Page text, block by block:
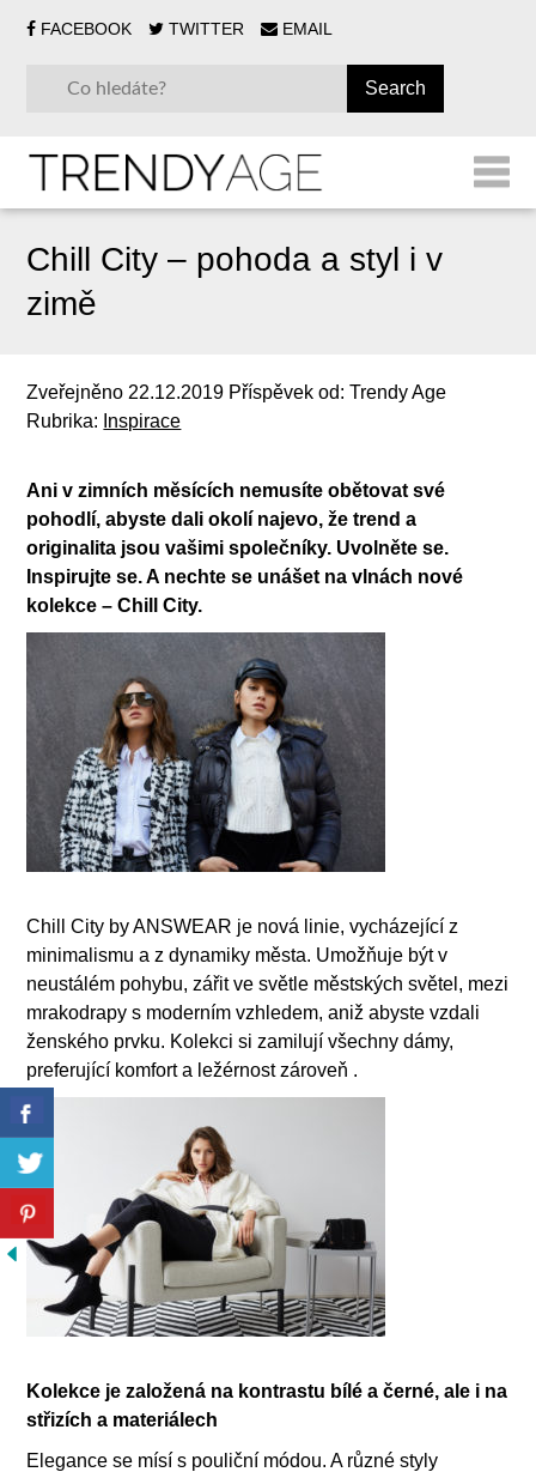
FACEBOOK TWITTER EMAIL
Chill City – pohoda a styl i v
zimě
Zveřejněno 22.12.2019 Příspěvek od:Trendy Age
Rubrika: Inspirace
Ani v zimních měsících nemusíte obětovat své
pohodlí, abyste dali okolí najevo, že trend a
originalita jsou vašimi společníky. Uvolněte se.
Inspirujte se. A nechte se unášet na vlnách nové
kolekce – Chill City.
Chill City by ANSWEAR je nová linie, vycházející z
minimalismu a z dynamiky města. Umožňuje být v
neustálém pohybu, zářit ve světle městských světel, mezi
mrakodrapy s moderním vzhledem, aniž abyste vzdali
ženského prvku. Kolekci si zamilují všechny dámy,
preferující komfort a ležérnost zároveň .
Kolekce je založená na kontrastu bílé a černé, ale i na
střizích a materiálech
Elegance se mísí s pouliční módou. A různé styly